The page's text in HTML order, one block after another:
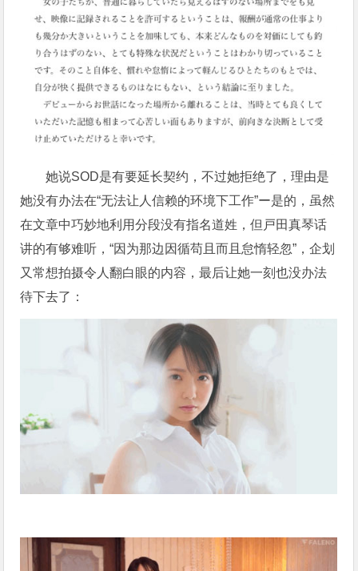
她说SOD是有要延长契约，不过她拒绝了，理由是
她没有办法在“无法让人信赖的环境下工作”ー是的，虽然
在文章中巧妙地利用分段没有指名道姓，但戸田真琴话
讲的有够难听，“因为那边因循苟且而且怠惰轻忽”，企划
又常想拍摄令人翻白眼的内容，最后让她一刻也没办法
待下去了：